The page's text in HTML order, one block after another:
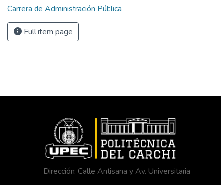
Carrera de Administración Pública
Full item page
Dirección: Calle Antisana y Av. Universitaria